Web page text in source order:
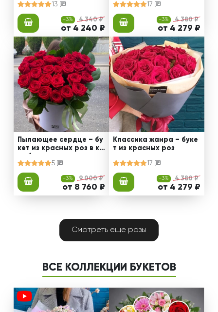
13
-3% 4 340 ₽
от 4 240 ₽
17
-3% 4 380 ₽
от 4 279 ₽
Пылающее сердце – бу
кет из красных роз в ко
робке
5
-3% 9 000 ₽
от 8 760 ₽
Классика жанра – буке
т из красных роз
17
-3% 4 380 ₽
от 4 279 ₽
Смотреть еще розы
ВСЕ КОЛЛЕКЦИИ БУКЕТОВ